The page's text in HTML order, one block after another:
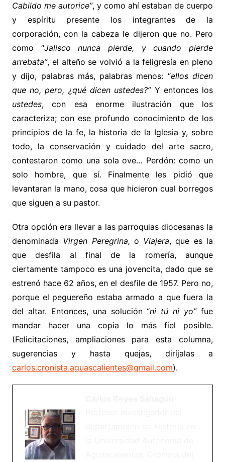
Cabildo me autorice”, y como ahí estaban de cuerpo
y espíritu presente los integrantes de la
corporación, con la cabeza le dijeron que no. Pero
como “Jalisco nunca pierde, y cuando pierde
arrebata”, el alteño se volvió a la feligresía en pleno
y dijo, palabras más, palabras menos: “ellos dicen
que no, pero, ¿qué dicen ustedes?” Y entonces los
ustedes, con esa enorme ilustración que los
caracteriza; con ese profundo conocimiento de los
principios de la fe, la historia de la Iglesia y, sobre
todo, la conservación y cuidado del arte sacro,
contestaron como una sola ove… Perdón: como un
solo hombre, que sí. Finalmente les pidió que
levantaran la mano, cosa que hicieron cual borregos
que siguen a su pastor.
Otra opción era llevar a las parroquias diocesanas la
denominada Virgen Peregrina, o Viajera, que es la
que desfila al final de la romería, aunque
ciertamente tampoco es una jovencita, dado que se
estrenó hace 62 años, en el desfile de 1957. Pero no,
porque el peguereño estaba armado a que fuera la
del altar. Entonces, una solución “ni tú ni yo”fue
mandar hacer una copia lo más fiel posible.
(Felicitaciones, ampliaciones para esta columna,
sugerencias y hasta quejas, diríjalas a
carlos.cronista.aguascalientes@gmail.com).